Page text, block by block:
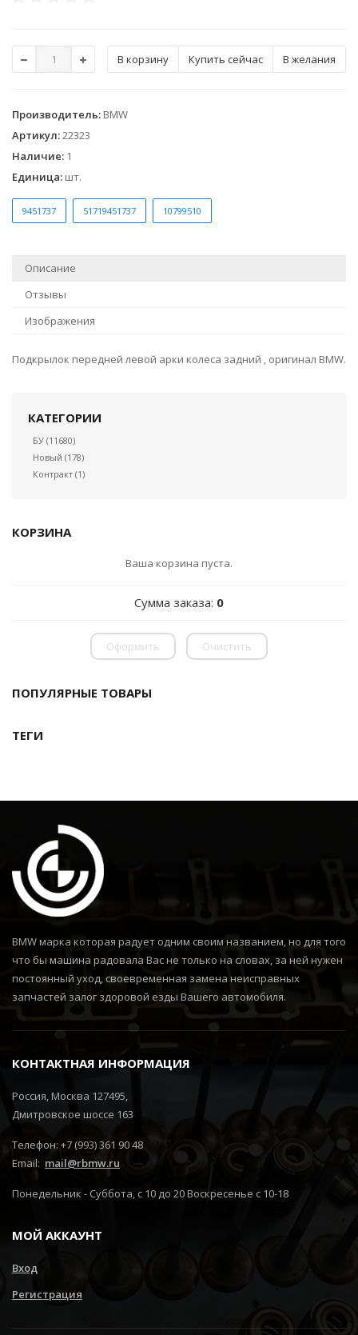
Купить сейчас В желания
Производитель: BMW
Артикул:22323
Наличие: 1
Единица: шт.
9451737 51719451737 10799510
Описание
Отзывы
Изображения
Подкрылок передней левой арки колеса задний , оригинал BMW.
КАТЕГОРИИ
БУ (11680)
Новый (178)
Контракт (1)
КОРЗИНА
Ваша корзина пуста.
Сумма заказа: 0
Оформить Очистить
ПОПУЛЯРНЫЕ ТОВАРЫ
ТЕГИ
BMW марка которая радует одним своим названием, но для того
что бы машина радовала Вас не только на словах, за ней нужен
постоянный уход, своевременная замена неисправных
запчастей залог здоровой езды Вашего автомобиля.
КОНТАКТНАЯ ИНФОРМАЦИЯ
Россия, Москва 127495,
Дмитровское шоссе 163
Телефон: +7 (993) 361 90 48
Email: mail@rbmw.ru
Понедельник - Суббота, с 10 до 20 Воскресенье с 10-18
МОЙ АККАУНТ
Вход
Регистрация